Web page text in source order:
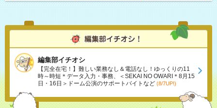
編集部イチオシ
【完全在宅！】難しい業務なし＆電話なし！ゆっくりの11
時～時短＊データ入力・事務、＜SEKAI NO OWARI＊8月15
日・16日＞ドーム公演のサポートバイトなど (8/7UP!)